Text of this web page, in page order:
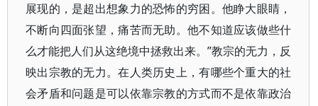
展现的，是超出想象力的恐怖的穷困。他睁大眼睛，
不断向四面张望，痛苦而无助。他不知道应该做些什
么才能把人们从这绝境中拯救出来。”教宗的无力，反
映出宗教的无力。在人类历史上，有哪些个重大的社
会矛盾和问题是可以依靠宗教的方式而不是依靠政治